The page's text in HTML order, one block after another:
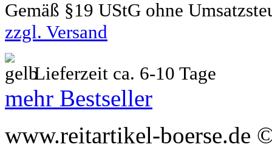
Gemäß §19 UStG ohne
zzgl. Versand
Lieferzeit ca. 6-10 Tage
mehr Bestseller
www.reitartikel-boerse.de